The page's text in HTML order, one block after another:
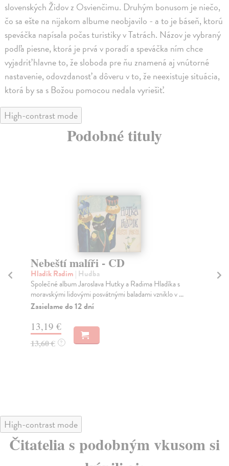
slovenských Židov z Osvienčimu. Druhým bonusom je niečo,
čo sa ešte na nijakom albume neobjavilo - a to je báseň, ktorú
speváčka napísala počas turistiky v Tatrách. Názov je vybraný
podľa piesne, ktorá je prvá v poradí a speváčka ním chce
vyjadriť hlavne to, že sloboda pre ňu znamená aj vnútorné
nastavenie, odovzdanosť a dôveru v to, že neexistuje situácia,
ktorá by sa s Božou pomocou nedala vyriešiť.
High-contrast mode
Podobné tituly
Nebeští malíři - CD
Hladík Radim | Hudba
Společné album Jaroslava Hutky a Radima Hladíka s
moravskými lidovými posvátnými baladami vzniklo v ...
Zasielame do 12 dní
13,19 €
13,60 € ?
High-contrast mode
Čitatelia s podobným vkusom si